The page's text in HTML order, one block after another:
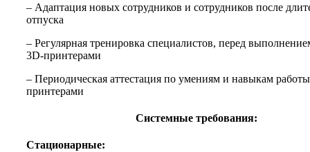
– Адаптация новых сотрудников и сотрудников после
отпуска
– Регулярная тренировка специалистов, перед
3D-принтерами
– Периодическая аттестация по умениям и навыкам
принтерами
Системные требования:
Стационарные: